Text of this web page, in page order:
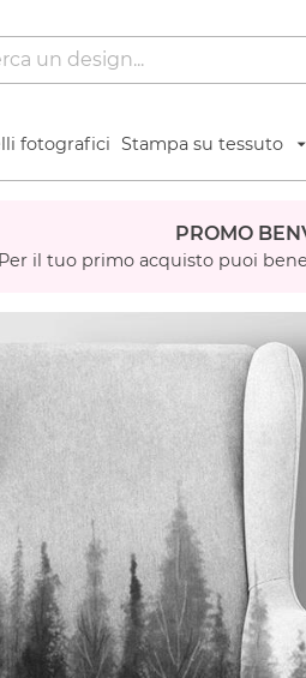
fotografici Stampa su tessuto
PROMO
Per il tuo primo acquisto puoi